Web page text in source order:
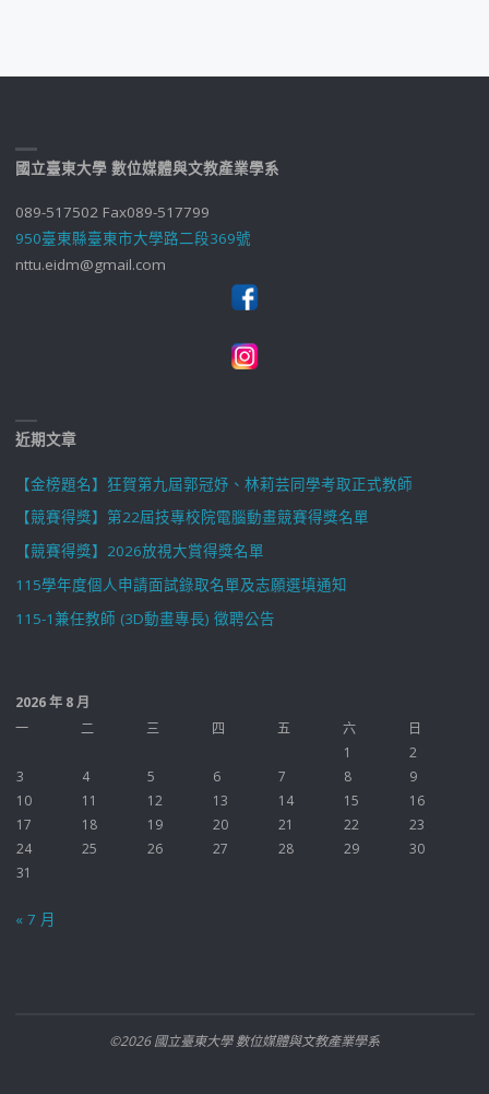
國立臺東大學 數位媒體與文教產業學系
089-517502 Fax089-517799
950臺東縣臺東市大學路二段369號
nttu.eidm@gmail.com
近期文章
【金榜題名】狂賀第九屆郭冠妤、林莉芸同學考取正式教師
【競賽得獎】第22屆技專校院電腦動畫競賽得獎名單
【競賽得獎】2026放視大賞得獎名單
115學年度個人申請面試錄取名單及志願選填通知
115-1兼任教師 (3D動畫專長) 徵聘公告
2026 年 8 月
一
二 三 四 五 六
日
1
2
3
4 5 6 7 8
9
10
11 12 13 14 15
16
17
18 19 20 21 22
23
24
25 26 27 28 29
30
31
« 7 月
©2026 國立臺東大學 數位媒體與文教產業學系